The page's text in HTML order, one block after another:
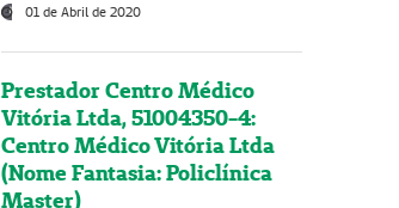
01 de Abril de 2020
Prestador Centro Médico
Vitória Ltda, 51004350-4:
Centro Médico Vitória Ltda
(Nome Fantasia: Policlínica
Master)